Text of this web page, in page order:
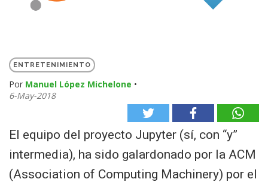
ENTRETENIMIENTO
Por Manuel López Michelone •
6-May-2018
El equipo del proyecto Jupyter (sí, con “y”
intermedia), ha sido galardonado por la ACM
(Association of Computing Machinery) por el